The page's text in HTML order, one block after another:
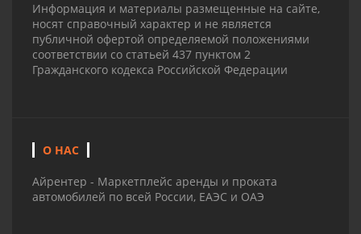
Информация и материалы размещенные на сайте,
носят справочный характер и не является
публичной офертой определяемой положениями
соответствии со статьей 437 пунктом 2
Гражданского кодекса Российской Федерации
О НАС
Айрентер - Маркетплейс аренды и проката
автомобилей по всей России, ЕАЭС и ОАЭ